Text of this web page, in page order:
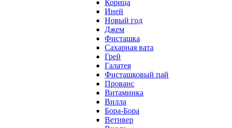
Корица
Иней
Новый год
Джем
Фисташка
Сахарная вата
Грей
Галатея
Фисташковый пай
Прованс
Витаминка
Вилла
Бора-Бора
Ветивер